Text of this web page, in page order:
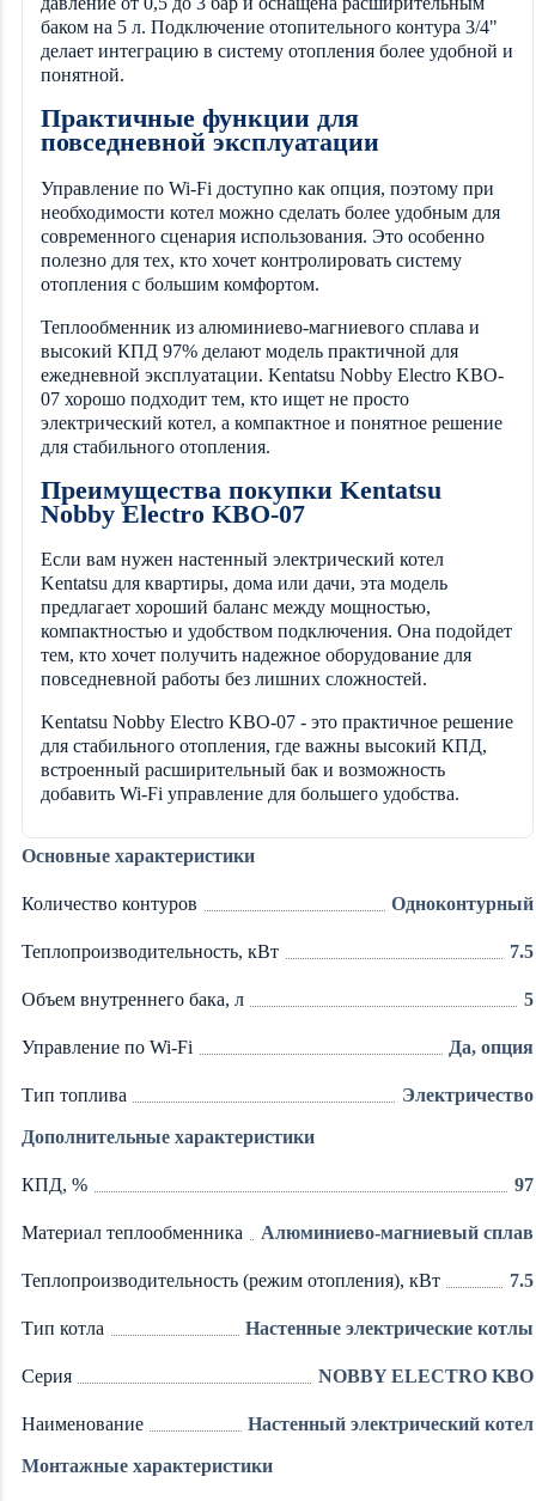
баком на 5 л. Подключение отопительного контура 3/4"
делает интеграцию в систему отопления более удобной и
понятной.
Практичные функции для
повседневной эксплуатации
Управление по Wi-Fi доступно как опция, поэтому при
необходимости котел можно сделать более удобным для
современного сценария использования. Это особенно
полезно для тех, кто хочет контролировать систему
отопления с большим комфортом.
Теплообменник из алюминиево-магниевого сплава и
высокий КПД 97% делают модель практичной для
ежедневной эксплуатации. Kentatsu Nobby Electro KBO-
07 хорошо подходит тем, кто ищет не просто
электрический котел, а компактное и понятное решение
для стабильного отопления.
Преимущества покупки Kentatsu
Nobby Electro KBO-07
Если вам нужен настенный электрический котел
Kentatsu для квартиры, дома или дачи, эта модель
предлагает хороший баланс между мощностью,
компактностью и удобством подключения. Она подойдет
тем, кто хочет получить надежное оборудование для
повседневной работы без лишних сложностей.
Kentatsu Nobby Electro KBO-07 - это практичное решение
для стабильного отопления, где важны высокий КПД,
встроенный расширительный бак и возможность
добавить Wi-Fi управление для большего удобства.
Основные характеристики
Количество контуров Одноконтурный
Теплопроизводительность, кВт 7.5
Объем внутреннего бака, л 5
Управление по Wi-Fi Да, опция
Тип топлива Электричество
Дополнительные характеристики
КПД, % 97
Материал теплообменника Алюминиево-магниевый сплав
Теплопроизводительность (режим отопления), кВт 7.5
Тип котла Настенные электрические котлы
Серия NOBBY ELECTRO KBO
Наименование Настенный электрический котел
Монтажные характеристики